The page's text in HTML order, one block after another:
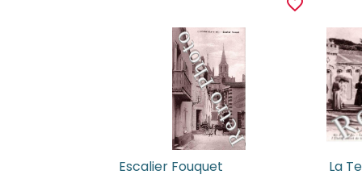
favorite_border
Escalier Fouquet